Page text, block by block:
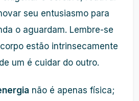
seu entusiasmo para
o aguardam. Lembre-se
estão intrinsecamente
um é cuidar do outro.
não é apenas física;